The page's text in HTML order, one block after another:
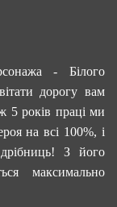
- Білого
дорогу вам
5 років праці ми
на всі 100%, і
З його
максимально